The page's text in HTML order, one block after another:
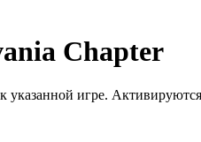
Chapter
игре. Активируются